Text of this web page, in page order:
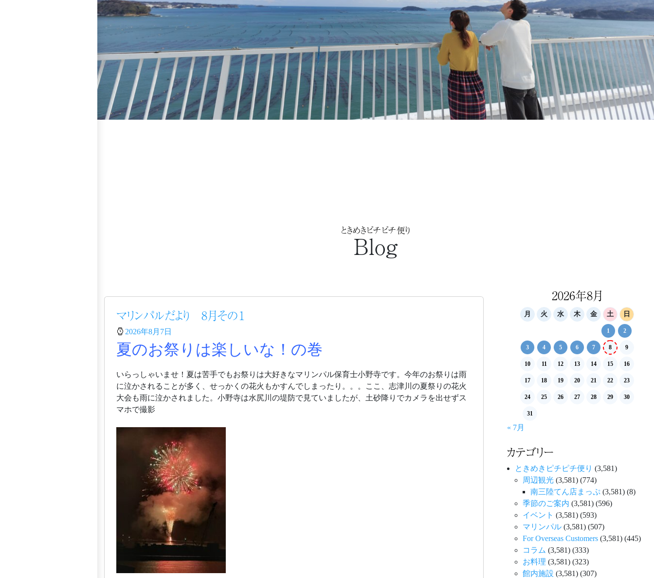
ときめきピチピチ便り
Blog
マリンパルだより 8月その１
2026年8月7日
夏のお祭りは楽しいな！の巻
いらっしゃいませ！夏は苦手でもお祭りは大好きなマリンパル保育士小野寺です。今年のお祭りは雨
に泣かされることが多く、せっかくの花火もかすんでしまったり。。。ここ、志津川の夏祭りの花火
大会も雨に泣かされました。小野寺は水尻川の堤防で見ていましたが、土砂降りでカメラを出せずス
マホで撮影
2026年8月
月 火 水 木 金 土 日
1 2
3 4 5 6 7 8 9
10 11 12 13 14 15 16
17 18 19 20 21 22 23
24 25 26 27 28 29 30
31
« 7月
カテゴリー
ときめきピチピチ便り (3,581)
周辺観光 (3,581) (774)
南三陸てん店まっぷ (3,581) (8)
季節のご案内 (3,581) (596)
イベント (3,581) (593)
マリンパル (3,581) (507)
For Overseas Customers (3,581) (445)
コラム (3,581) (333)
お料理 (3,581) (323)
館内施設 (3,581) (307)